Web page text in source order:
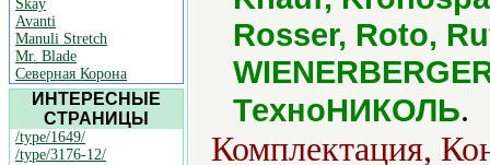
Skay
Avanti
Manuli Stretch
Mr. Blade
Северная Корона
ИНТЕРЕСНЫЕ
СТРАНИЦЫ
/type/1649/
/type/3176-12/
Rosser, Roto,
ТехноНИКОЛЬ.
Комплектация,